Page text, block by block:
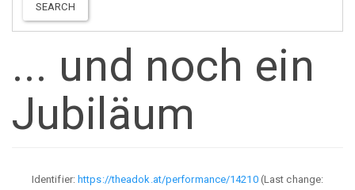
SEARCH
... und noch ein
Jubiläum
Identifier:https://theadok.at/performance/14210(Last change: